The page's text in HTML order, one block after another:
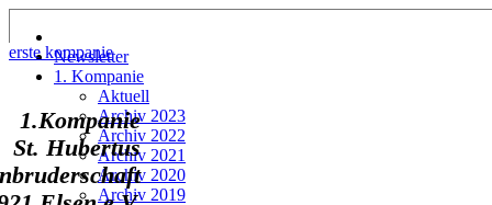
Newsletter
1. Kompanie
Aktuell
Archiv 2023
Archiv 2022
Archiv 2021
Archiv 2020
Archiv 2019
erste kompanie
1.Kompanie
St. Hubertus